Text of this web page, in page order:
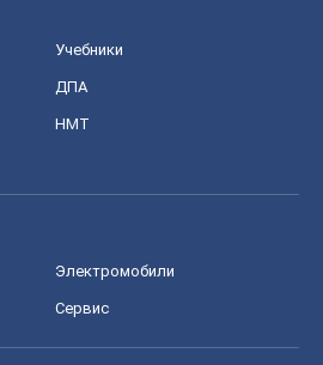
Учебники
ДПА
НМТ
Электромобили
Сервис